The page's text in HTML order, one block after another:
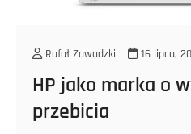
Rafał Zawadzki 16 lipca,
HP jako marka o
przebicia